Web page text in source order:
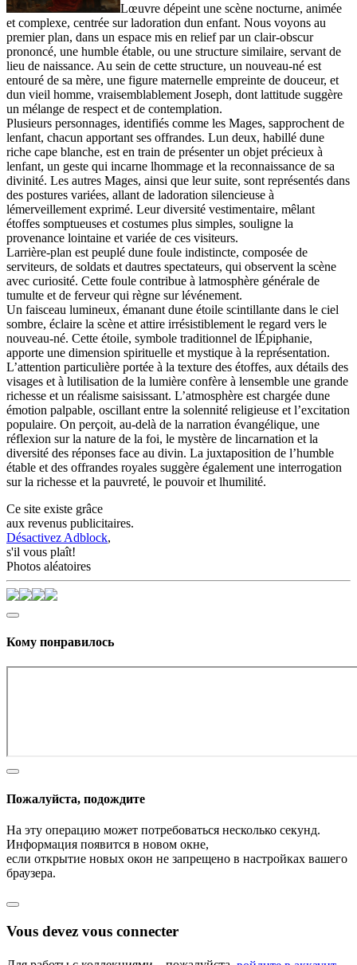
Lœuvre dépeint une scène nocturne, animée
et complexe, centrée sur ladoration dun enfant. Nous voyons au
premier plan, dans un espace mis en relief par un clair-obscur
prononcé, une humble étable, ou une structure similaire, servant de
lieu de naissance. Au sein de cette structure, un nouveau-né est
entouré de sa mère, une figure maternelle empreinte de douceur, et
dun vieil homme, vraisemblablement Joseph, dont lattitude suggère
un mélange de respect et de contemplation.
Plusieurs personnages, identifiés comme les Mages, sapprochent de
lenfant, chacun apportant ses offrandes. Lun deux, habillé dune
riche cape blanche, est en train de présenter un objet précieux à
lenfant, un geste qui incarne lhommage et la reconnaissance de sa
divinité. Les autres Mages, ainsi que leur suite, sont représentés dans
des postures variées, allant de ladoration silencieuse à
lémerveillement exprimé. Leur diversité vestimentaire, mêlant
étoffes somptueuses et costumes plus simples, souligne la
provenance lointaine et variée de ces visiteurs.
Larrière-plan est peuplé dune foule indistincte, composée de
serviteurs, de soldats et dautres spectateurs, qui observent la scène
avec curiosité. Cette foule contribue à latmosphère générale de
tumulte et de ferveur qui règne sur lévénement.
Un faisceau lumineux, émanant dune étoile scintillante dans le ciel
sombre, éclaire la scène et attire irrésistiblement le regard vers le
nouveau-né. Cette étoile, symbole traditionnel de lÉpiphanie,
apporte une dimension spirituelle et mystique à la représentation.
L’attention particulière portée à la texture des étoffes, aux détails des
visages et à lutilisation de la lumière confère à lensemble une grande
richesse et un réalisme saisissant. L’atmosphère est chargée dune
émotion palpable, oscillant entre la solennité religieuse et l’excitation
populaire. On perçoit, au-delà de la narration évangélique, une
réflexion sur la nature de la foi, le mystère de lincarnation et la
diversité des réponses face au divin. La juxtaposition de l’humble
étable et des offrandes royales suggère également une interrogation
sur la richesse et la pauvreté, le pouvoir et lhumilité.
Ce site existe grâce
aux revenus publicitaires.
Désactivez Adblock,
s'il vous plaît!
Photos aléatoires
Кому понравилось
Пожалуйста, подождите
На эту операцию может потребоваться несколько секунд.
Информация появится в новом окне,
если открытие новых окон не запрещено в настройках вашего
браузера.
Vous devez vous connecter